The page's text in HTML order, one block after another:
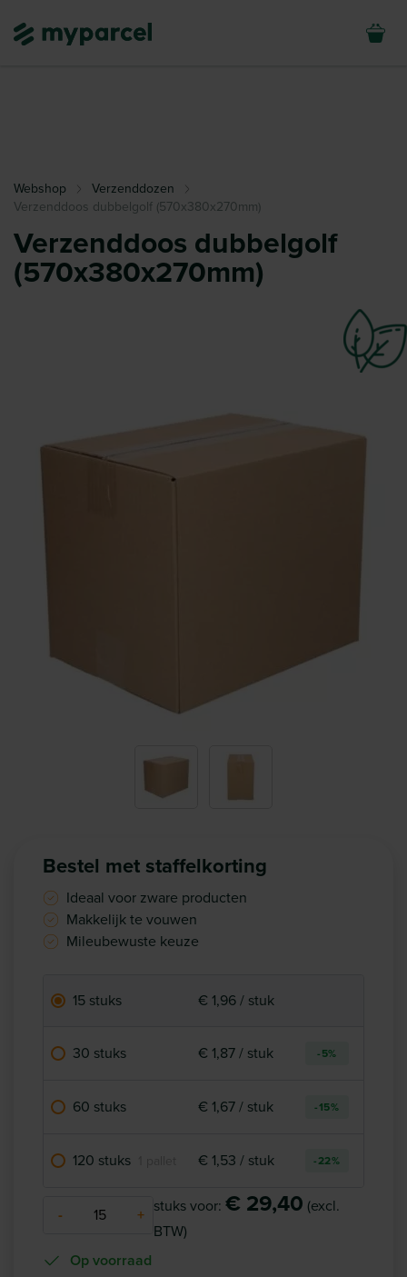
Webshop
Verzenddozen
Verzenddoos dubbelgolf (570x380x270mm)
Verzenddoos dubbelgolf
(570x380x270mm)
Bestel met staffelkorting
Ideaal voor zware producten
Makkelijk te vouwen
Mileubewuste keuze
15 stuks € 1,96 / stuk
30 stuks € 1,87 / stuk -5%
60 stuks € 1,67 / stuk -15%
120 stuks € 1,53 / stuk -22%
- + stuks voor: € 29,40 (excl.
BTW)
Op voorraad